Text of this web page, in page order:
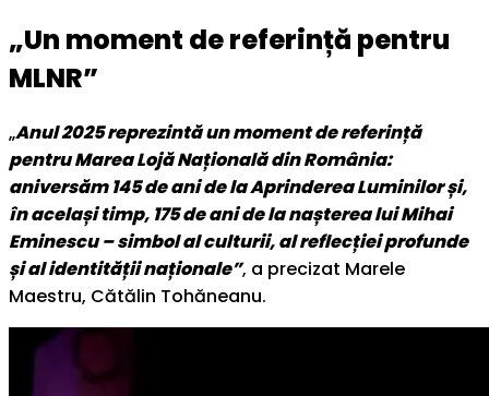
„Un moment de referință pentru
MLNR”
„Anul 2025 reprezintă un moment de referință
pentru Marea Lojă Națională din România:
aniversăm 145 de ani de la Aprinderea Luminilor și,
în același timp, 175 de ani de la nașterea lui Mihai
Eminescu – simbol al culturii, al reflecției profunde
și al identității naționale”, a precizat Marele
Maestru, Cătălin Tohăneanu.